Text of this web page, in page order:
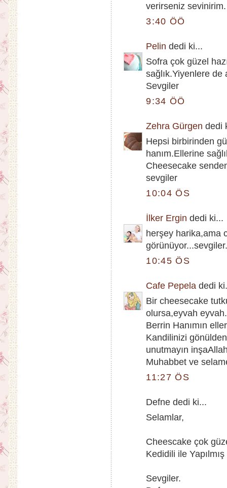
verirseniz
3:40 ÖÖ
Pelin dedi ki...
Sofra çok güzel
sağlık.Yiyenlere de
Sevgiler
9:34 ÖÖ
Zehra Gürgen dedi
Hepsi birbirinden
hanım.Ellerine
Cheesecake
sevgiler
10:04 ÖS
İlker Ergin dedi ki...
herşey harika,ama
10:45 ÖS
Cafe Pepela dedi
Bir cheesecake
olursa,eyvah
Berrin Hanımın
Kandilinizi
unutmayın
Muhabbet ve
11:27 ÖS
Defne dedi ki...
Selamlar,
Cheescake çok
Kedidili ile
Sevgiler.